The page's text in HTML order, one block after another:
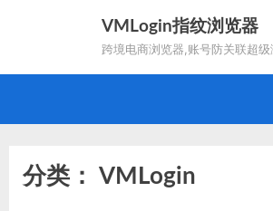
VMLogin指纹浏览器
跨境电商浏览器,账号防关联超级
分类： VMLogin